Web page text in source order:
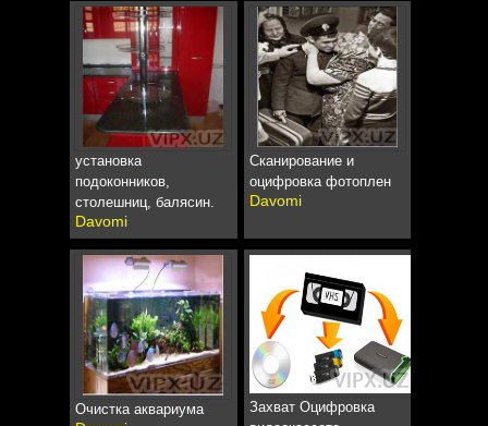
установка
подоконников,
столешниц, балясин.
Davomi
Сканирование и
оцифровка фотоплен
Davomi
Очистка аквариума
Захват Оцифровка